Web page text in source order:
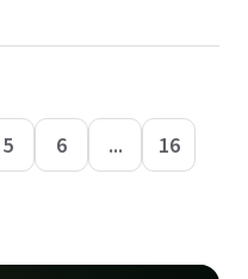
5 6 ... 16